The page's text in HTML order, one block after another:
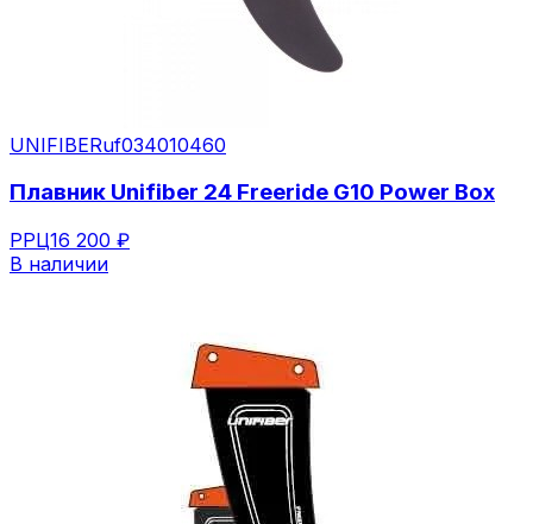
UNIFIBERuf034010460
Плавник Unifiber 24 Freeride G10 Power Box
РРЦ16 200 ₽
В наличии